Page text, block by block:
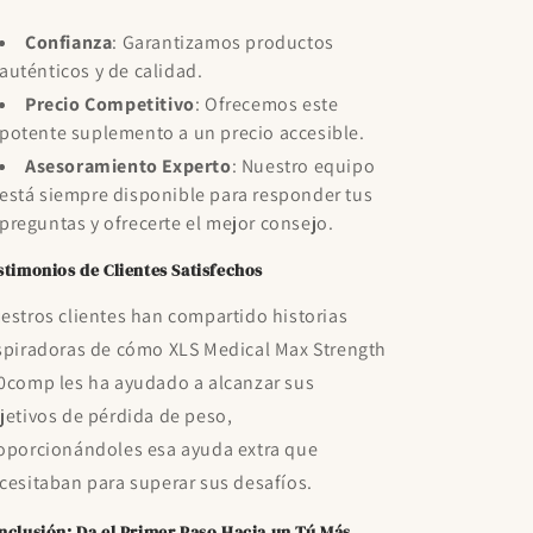
Confianza: Garantizamos productos
auténticos y de calidad.
Precio Competitivo: Ofrecemos este
potente suplemento a un precio accesible.
Asesoramiento Experto: Nuestro equipo
está siempre disponible para responder tus
preguntas y ofrecerte el mejor consejo.
de Clientes Satisfechos
clientes han compartido historias
de cómo XLS Medical Max Strength
les ha ayudado a alcanzar sus
de pérdida de peso,
esa ayuda extra que
para superar sus desafíos.